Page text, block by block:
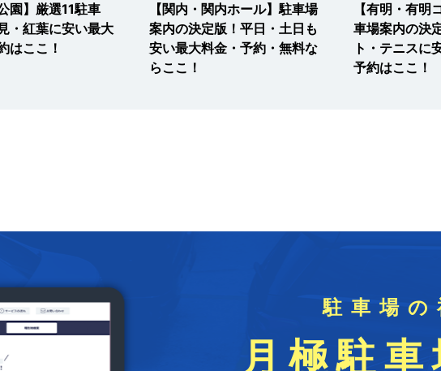
園】厳選11駐車
・紅葉に安い最大
はここ！
【関内・関内ホール】駐車場
案内の決定版！平日・土日も
安い最大料金・予約・無料な
らここ！
【有明・有明
車場案内の決
ト・テニスに
予約はここ！
駐車場の
月極駐車